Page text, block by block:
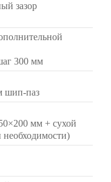
зазор
300 мм
шип-паз